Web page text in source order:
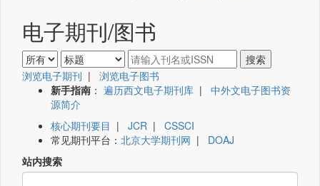
电子期刊/图书
浏览电子期刊 | 浏览电子图书
新手指南 ： 遍历西文电子期刊库 | 中外文电子图书资
源简介
核心期刊要目 | JCR | CSSCI
常见期刊平台： 北京大学期刊网 | DOAJ
站内搜索